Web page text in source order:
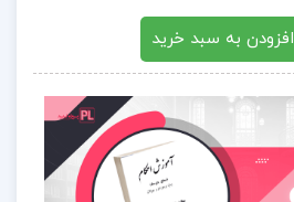
افزودن به سبد خرید